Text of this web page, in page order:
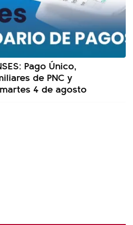
Pago Único,
de PNC y
4 de agosto